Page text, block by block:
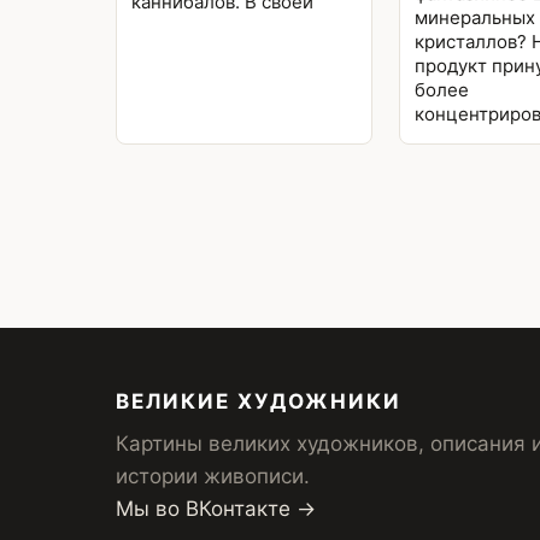
минеральных
кристаллов?
продукт
более
ВЕЛИКИЕ ХУДОЖНИКИ
Картины великих художников, описания
истории живописи.
Мы во ВКонтакте →